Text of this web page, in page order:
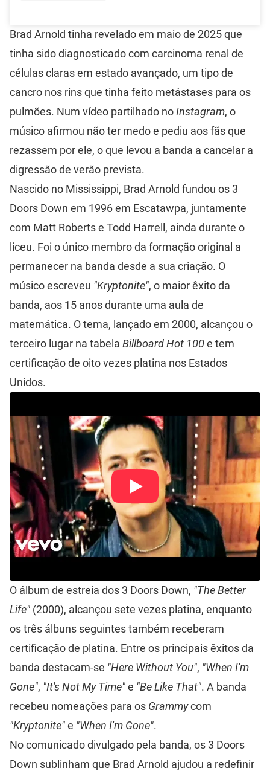
Brad Arnold tinha revelado em maio de 2025 que
tinha sido diagnosticado com carcinoma renal de
células claras em estado avançado, um tipo de
cancro nos rins que tinha feito metástases para os
pulmões. Num vídeo partilhado no Instagram, o
músico afirmou não ter medo e pediu aos fãs que
rezassem por ele, o que levou a banda a cancelar a
digressão de verão prevista.
Nascido no Mississippi, Brad Arnold fundou os 3
Doors Down em 1996 em Escatawpa, juntamente
com Matt Roberts e Todd Harrell, ainda durante o
liceu. Foi o único membro da formação original a
permanecer na banda desde a sua criação. O
músico escreveu "Kryptonite", o maior êxito da
banda, aos 15 anos durante uma aula de
matemática. O tema, lançado em 2000, alcançou o
terceiro lugar na tabela Billboard Hot 100e tem
certificação de oito vezes platina nos Estados
Unidos.
O álbum de estreia dos 3 Doors Down, "The Better
Life" (2000), alcançou sete vezes platina, enquanto
os três álbuns seguintes também receberam
certificação de platina. Entre os principais êxitos da
banda destacam-se "Here Without You", "When I'm
Gone", "It's Not My Time"e "Be Like That". A banda
recebeu nomeações para os Grammycom
"Kryptonite"e "When I'm Gone".
No comunicado divulgado pela banda, os 3 Doors
Down sublinham que Brad Arnold ajudou a redefinir